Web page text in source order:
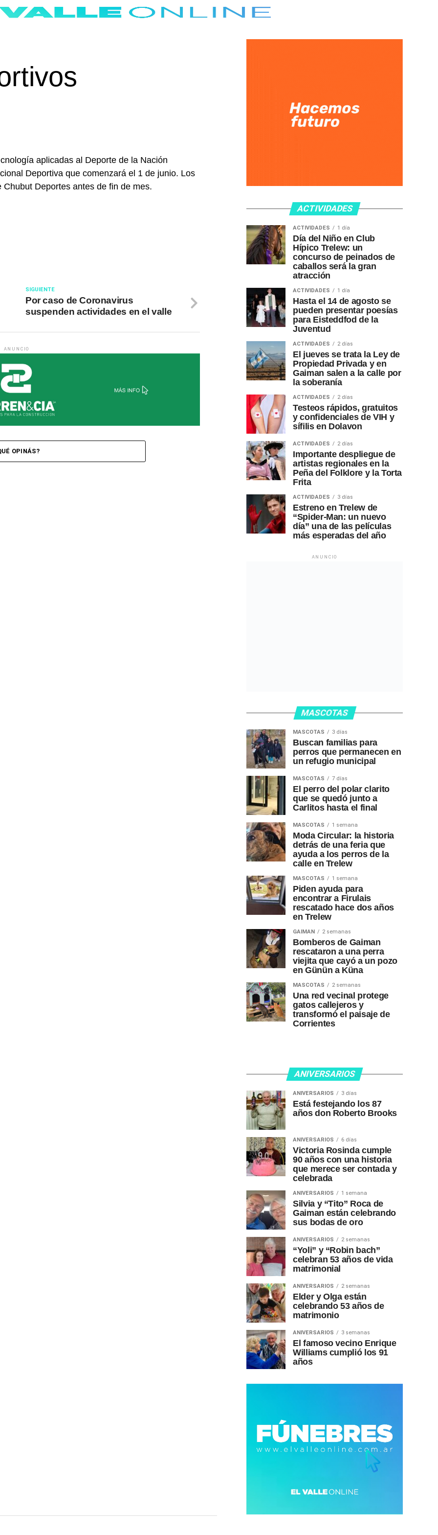
aplicadas al Deporte de la Nación
Deportiva que comenzará el 1 de junio. Los
Deportes antes de fin de mes.
SIGUIENTE
Por caso de Coronavirus
suspenden actividades en el valle
ANUNCIO
OPINÁS?
ACTIVIDADES
ACTIVIDADES 1 día
Día del Niño en Club
Hípico Trelew: un
concurso de peinados de
caballos será la gran
atracción
ACTIVIDADES 1 día
Hasta el 14 de agosto se
pueden presentar poesías
para Eisteddfod de la
Juventud
ACTIVIDADES 2 días
El jueves se trata la Ley de
Propiedad Privada y en
Gaiman salen a la calle por
la soberanía
ACTIVIDADES 2 días
Testeos rápidos, gratuitos
y confidenciales de VIH y
sífilis en Dolavon
ACTIVIDADES 2 días
Importante despliegue de
artistas regionales en la
Peña del Folklore y la Torta
Frita
ACTIVIDADES 3 días
Estreno en Trelew de
“Spider-Man: un nuevo
día” una de las películas
más esperadas del año
ANUNCIO
MASCOTAS
MASCOTAS 3 días
Buscan familias para
perros que permanecen en
un refugio municipal
MASCOTAS 7 días
El perro del polar clarito
que se quedó junto a
Carlitos hasta el final
MASCOTAS 1 semana
Moda Circular: la historia
detrás de una feria que
ayuda a los perros de la
calle en Trelew
MASCOTAS 1 semana
Piden ayuda para
encontrar a Firulais
rescatado hace dos años
en Trelew
GAIMAN 2 semanas
Bomberos de Gaiman
rescataron a una perra
viejita que cayó a un pozo
en Günün a Küna
MASCOTAS 2 semanas
Una red vecinal protege
gatos callejeros y
transformó el paisaje de
Corrientes
ANIVERSARIOS
ANIVERSARIOS 3 días
Está festejando los 87
años don Roberto Brooks
ANIVERSARIOS 6 días
Victoria Rosinda cumple
90 años con una historia
que merece ser contada y
celebrada
ANIVERSARIOS 1 semana
Silvia y “Tito” Roca de
Gaiman están celebrando
sus bodas de oro
ANIVERSARIOS 2 semanas
“Yoli” y “Robin bach”
celebran 53 años de vida
matrimonial
ANIVERSARIOS 2 semanas
Elder y Olga están
celebrando 53 años de
matrimonio
ANIVERSARIOS 3 semanas
El famoso vecino Enrique
Williams cumplió los 91
años